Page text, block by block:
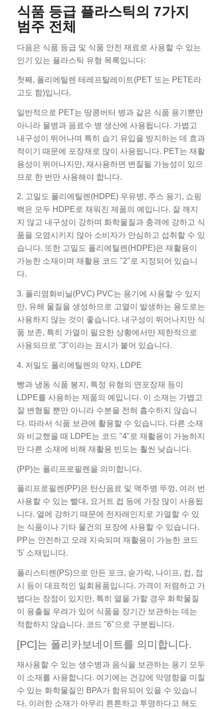
식품 등급 플라스틱의 7가지
범주 전체
다음은 식품 등급 및 식품 안전 재료로 사용할 수 있는
인기 있는 플라스틱 유형 목록입니다:
첫째, 폴리에틸렌 테레프탈레이트(PET 또는 PETE라
고도 함)입니다.
일반적으로 PET는 땅콩버터 병과 같은 식품 용기뿐만
아니라 물병과 음료수 병 생산에 사용됩니다. 가볍고
내구성이 뛰어나며 특히 습기 유입을 방지하는 데 효과
적이기 때문에 포장재로 많이 사용됩니다. PET는 재활
용성이 뛰어나지만, 재사용하면 변질될 가능성이 있으
므로 한 번만 사용해야 합니다.
2. 고밀도 폴리에틸렌(HDPE) 우유병, 주스 용기, 쇼핑
백은 모두 HDPE로 채워진 제품의 예입니다. 잘 깨지
지 않고 내구성이 강하며 화학물질과 충격에 강하고 식
품을 오염시키지 않아 소비자가 안심하고 섭취할 수 있
습니다. 또한 고밀도 폴리에틸렌(HDPE)은 재활용이
가능한 소재이며 재활용 코드 "2"로 지정되어 있습니
다.
3. 폴리염화비닐(PVC) PVC는 용기에 사용할 수 있지
만, 유해 물질을 생성하므로 고열이 발생하는 용도로는
사용하지 않는 것이 좋습니다. 내구성이 뛰어나지만 식
품 보존, 특히 가열이 필요한 상황에서만 제한적으로
사용되므로 "3"이라는 표시가 붙어 있습니다.
4. 저밀도 폴리에틸렌의 약자, LDPE
빵과 냉동 식품 봉지, 특정 유형의 연포장재 등이
LDPE를 사용하는 제품의 예입니다. 이 소재는 가볍고
잘 변형될 뿐만 아니라 수분을 전혀 흡수하지 않습니
다. 따라서 식품 보관에 활용할 수 있습니다. 다른 소재
와 비교했을 때 LDPE는 코드 "4"로 재활용이 가능하지
만 다른 소재에 비해 재활용 빈도는 훨씬 낮습니다.
(PP)는 폴리프로필렌을 의미합니다.
폴리프로필렌(PP)은 탄산음료 및 맥주병 뚜껑, 여러 번
사용할 수 있는 빨대, 요거트 컵 등에 가장 많이 사용됩
니다. 열에 강하기 때문에 전자레인지로 가열할 수 있
는 식품이나 기타 물건의 포장에 사용할 수 있습니다.
PP는 안전하고 오래 지속되며 재활용이 가능한 코드
'5' 소재입니다.
폴리스티렌(PS)으로 만든 포크, 숟가락, 나이프, 컵, 접
시 등이 대표적인 일회용품입니다. 가격이 저렴하고 가
볍다는 장점이 있지만, 특히 열을 가할 경우 화학물질
이 용출될 우려가 있어 식품을 장기간 보관하는 데는
적합하지 않습니다. 코드 "6"으로 구분됩니다.
[PC]는 폴리카보네이트를 의미합니다.
재사용할 수 있는 생수병과 음식을 보관하는 용기 모두
이 소재를 사용합니다. 여기에는 건강에 악영향을 미칠
수 있는 화학물질인 BPA가 함유되어 있을 수 있습니
다. 이러한 소재가 아무리 튼튼하고 투명하다고 해도